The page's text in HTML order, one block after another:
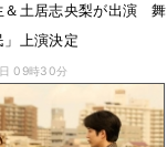
＆土居志央梨が出演 舞
」上演決定
09時30分